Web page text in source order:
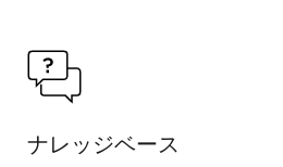
ナレッジベース